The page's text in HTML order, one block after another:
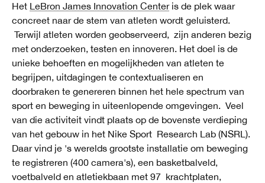
Het LeBron James Innovation Centeris de plek waar
concreet naar de stem van atleten wordt geluisterd.
Terwijl atleten worden geobserveerd, zijn anderen bezig
met onderzoeken, testen en innoveren. Het doel is de
unieke behoeften en mogelijkheden van atleten te
begrijpen, uitdagingen te contextualiseren en
doorbraken te genereren binnen het hele spectrum van
sport en beweging in uiteenlopende omgevingen. Veel
van die activiteit vindt plaats op de bovenste verdieping
van het gebouw in het Nike Sport Research Lab (NSRL).
Daar vind je 's werelds grootste installatie om beweging
te registreren (400 camera's), een basketbalveld,
voetbalveld en atletiekbaan met 97 krachtplaten,